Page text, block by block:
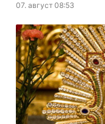
07. август 08:53